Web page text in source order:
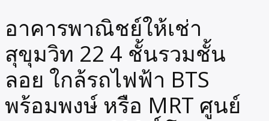
อาคารพาณิชย์ให้เช่า
สุขุมวิท 22 4 ชั้นรวมชั้น
ลอย ใกล้รถไฟฟ้า BTS
พร้อมพงษ์ หรือ MRT ศูนย์